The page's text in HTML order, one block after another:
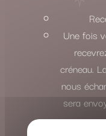
Une fois
créneau.
nous
sera